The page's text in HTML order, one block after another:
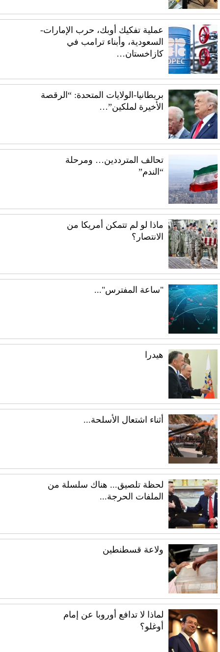
عملية تفكيك أوبك، حرب الإمارات-
السعودية، وأبناء ترامب في
كازاخستان…
بريطانيا-الولايات المتحدة: “الرقصة
الأخيرة لملكين”…
تحالف المترددين… ومرحلة
“الندم”
ماذا لو لم تتمكن أمريكا من
الانتصار؟
"ساعة المفترس"...
هيدرا
أثناء اشتعال الأسلحة...
لحظة تلصيق... هناك سلسلة من
الملفات الحرجة...
ولاعة قسطنطين
لماذا لا تدافع أوروبا عن إمام
أوغلو؟